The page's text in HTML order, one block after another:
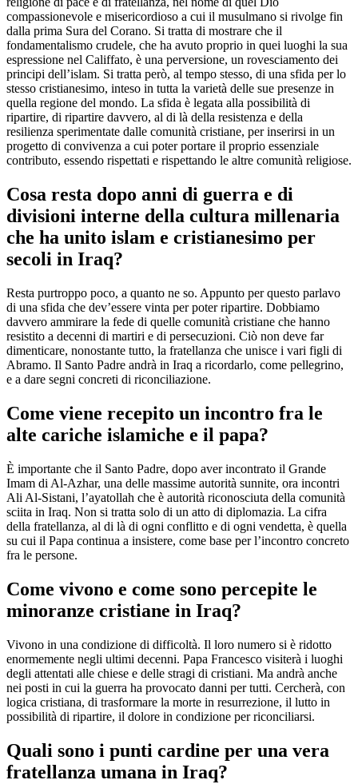
compassionevole e misericordioso a cui il musulmano si rivolge fin
dalla prima Sura del Corano. Si tratta di mostrare che il
fondamentalismo crudele, che ha avuto proprio in quei luoghi la sua
espressione nel Califfato, è una perversione, un rovesciamento dei
principi dell’islam. Si tratta però, al tempo stesso, di una sfida per lo
stesso cristianesimo, inteso in tutta la varietà delle sue presenze in
quella regione del mondo. La sfida è legata alla possibilità di
ripartire, di ripartire davvero, al di là della resistenza e della
resilienza sperimentate dalle comunità cristiane, per inserirsi in un
progetto di convivenza a cui poter portare il proprio essenziale
contributo, essendo rispettati e rispettando le altre comunità religiose.
Cosa resta dopo anni di guerra e di
divisioni interne della cultura millenaria
che ha unito islam e cristianesimo per
secoli in Iraq?
Resta purtroppo poco, a quanto ne so. Appunto per questo parlavo
di una sfida che dev’essere vinta per poter ripartire. Dobbiamo
davvero ammirare la fede di quelle comunità cristiane che hanno
resistito a decenni di martiri e di persecuzioni. Ciò non deve far
dimenticare, nonostante tutto, la fratellanza che unisce i vari figli di
Abramo. Il Santo Padre andrà in Iraq a ricordarlo, come pellegrino,
e a dare segni concreti di riconciliazione.
Come viene recepito un incontro fra le
alte cariche islamiche e il papa?
È importante che il Santo Padre, dopo aver incontrato il Grande
Imam di Al-Azhar, una delle massime autorità sunnite, ora incontri
Ali Al-Sistani, l’ayatollah che è autorità riconosciuta della comunità
sciita in Iraq. Non si tratta solo di un atto di diplomazia. La cifra
della fratellanza, al di là di ogni conflitto e di ogni vendetta, è quella
su cui il Papa continua a insistere, come base per l’incontro concreto
fra le persone.
Come vivono e come sono percepite le
minoranze cristiane in Iraq?
Vivono in una condizione di difficoltà. Il loro numero si è ridotto
enormemente negli ultimi decenni. Papa Francesco visiterà i luoghi
degli attentati alle chiese e delle stragi di cristiani. Ma andrà anche
nei posti in cui la guerra ha provocato danni per tutti. Cercherà, con
logica cristiana, di trasformare la morte in resurrezione, il lutto in
possibilità di ripartire, il dolore in condizione per riconciliarsi.
Quali sono i punti cardine per una vera
fratellanza umana in Iraq?